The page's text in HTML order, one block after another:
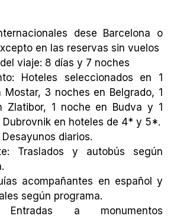
dese Barcelona o
en las reservas sin vuelos
viaje: 8 días y 7 noches
Hoteles seleccionados en 1
Mostar, 3 noches en Belgrado, 1
Zlatibor, 1 noche en Budva y 1
Dubrovnik en hoteles de 4* y 5*.
Desayunos diarios.
Traslados y autobús según
acompañantes en español y
según programa.
Entradas a monumentos